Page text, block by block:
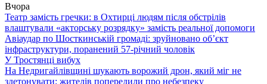
Вчора
Театр замість гречки: в Охтирці людям після обстрілів
влаштували «акторську розрядку» замість реальної допомоги
Авіаудар по Шосткинській громаді: зруйновано об’єкт
інфраструктури, поранений 57-річний чоловік
У Тростянці вибух
На Недригайлівщині шукають ворожий дрон, який міг не
здетонувати: жителів попередили про небезпеку